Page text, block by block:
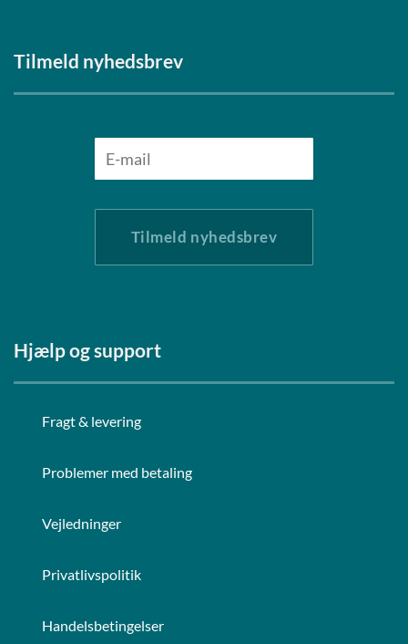
Tilmeld nyhedsbrev
Tilmeld nyhedsbrev
Hjælp og support
Fragt & levering
Problemer med betaling
Vejledninger
Privatlivspolitik
Handelsbetingelser